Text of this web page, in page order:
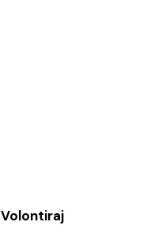
Volontiraj